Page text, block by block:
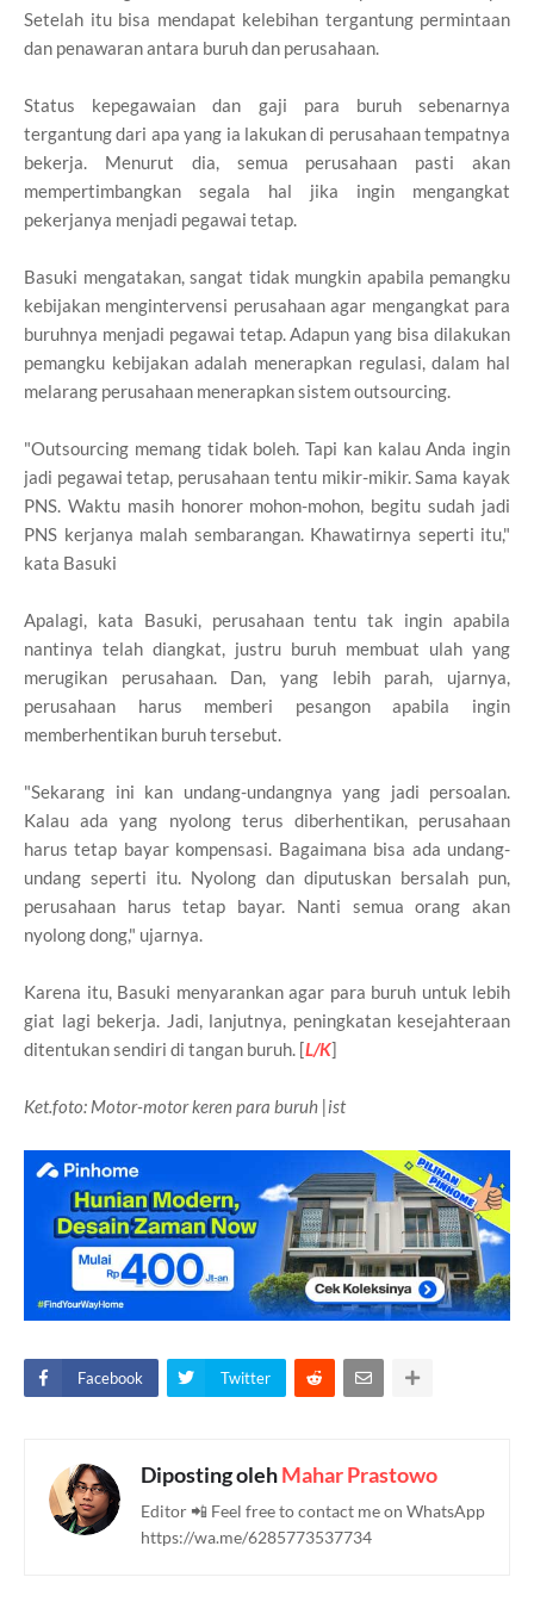
Setelah itu bisa mendapat kelebihan tergantung permintaan
dan penawaran antara buruh dan perusahaan.
Status kepegawaian dan gaji para buruh sebenarnya
tergantung dari apa yang ia lakukan di perusahaan tempatnya
bekerja. Menurut dia, semua perusahaan pasti akan
mempertimbangkan segala hal jika ingin mengangkat
pekerjanya menjadi pegawai tetap.
Basuki mengatakan, sangat tidak mungkin apabila pemangku
kebijakan mengintervensi perusahaan agar mengangkat para
buruhnya menjadi pegawai tetap. Adapun yang bisa dilakukan
pemangku kebijakan adalah menerapkan regulasi, dalam hal
melarang perusahaan menerapkan sistem outsourcing.
"Outsourcing memang tidak boleh. Tapi kan kalau Anda ingin
jadi pegawai tetap, perusahaan tentu mikir-mikir. Sama kayak
PNS. Waktu masih honorer mohon-mohon, begitu sudah jadi
PNS kerjanya malah sembarangan. Khawatirnya seperti itu,"
kata Basuki
Apalagi, kata Basuki, perusahaan tentu tak ingin apabila
nantinya telah diangkat, justru buruh membuat ulah yang
merugikan perusahaan. Dan, yang lebih parah, ujarnya,
perusahaan harus memberi pesangon apabila ingin
memberhentikan buruh tersebut.
"Sekarang ini kan undang-undangnya yang jadi persoalan.
Kalau ada yang nyolong terus diberhentikan, perusahaan
harus tetap bayar kompensasi. Bagaimana bisa ada undang-
undang seperti itu. Nyolong dan diputuskan bersalah pun,
perusahaan harus tetap bayar. Nanti semua orang akan
nyolong dong," ujarnya.
Karena itu, Basuki menyarankan agar para buruh untuk lebih
giat lagi bekerja. Jadi, lanjutnya, peningkatan kesejahteraan
ditentukan sendiri di tangan buruh. [L/K]
Ket.foto: Motor-motor keren para buruh |ist
Facebook Twitter
Diposting olehMahar Prastowo
Editor 📲 Feel free to contact me on WhatsApp
https://wa.me/6285773537734